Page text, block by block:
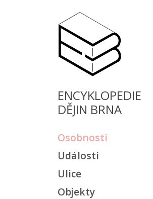
ENCYKLOPEDIE
DĚJIN BRNA
Osobnosti
Události
Ulice
Objekty